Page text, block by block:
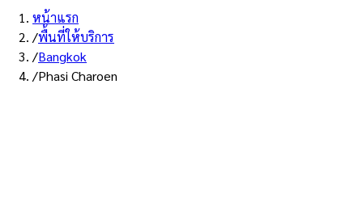
หน้าแรก
/พื้นที่ให้บริการ
/Bangkok
/Phasi Charoen